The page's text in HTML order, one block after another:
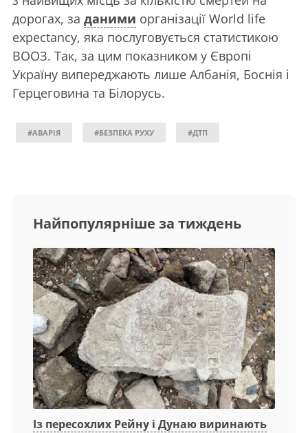
дорогах, за даними організації World life
expectancy, яка послуговується статистикою
ВООЗ. Так, за цим показником у Європі
Україну випереджають лише Албанія, Боснія і
Герцеговина та Білорусь.
#АВАРІЯ #БЕЗПЕКА РУХУ #ДТП
Найпопулярніше за тиждень
Із пересохлих Рейну і Дунаю виринають